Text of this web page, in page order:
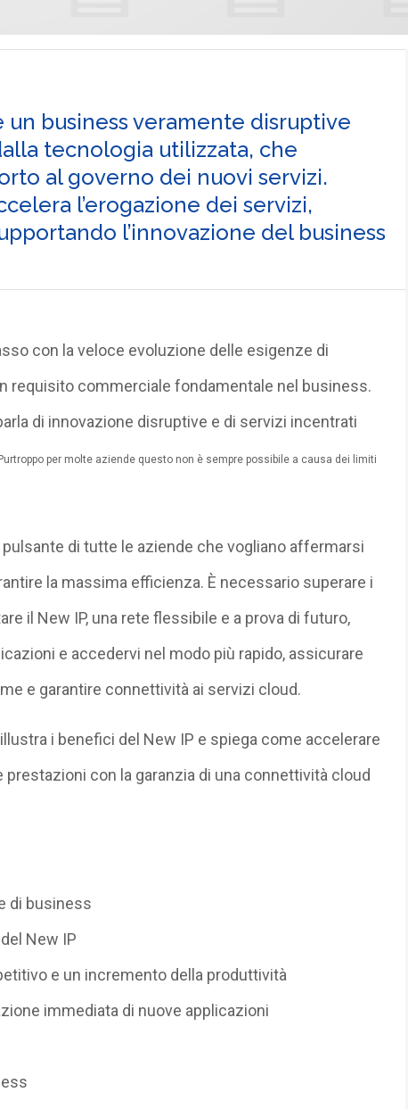
business veramente disruptive
tecnologia utilizzata, che
al governo dei nuovi servizi.
l’erogazione dei servizi,
l’innovazione del business
con la veloce evoluzione delle esigenze di
requisito commerciale fondamentale nel business.
di innovazione disruptive e di servizi incentrati
per molte aziende questo non è sempre possibile a causa dei limiti
di tutte le aziende che vogliano affermarsi
la massima efficienza. È necessario superare i
il New IP, una rete flessibile e a prova di futuro,
e accedervi nel modo più rapido, assicurare
e garantire connettività ai servizi cloud.
i benefici del New IP e spiega come accelerare
prestazioni con la garanzia di una connettività cloud
di business
New IP
e un incremento della produttività
immediata di nuove applicazioni